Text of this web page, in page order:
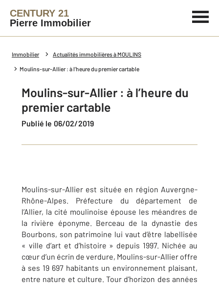
CENTURY 21
Pierre Immobilier
Immobilier Actualités immobilières à MOULINS
Moulins-sur-Allier : à l’heure du premier cartable
Moulins-sur-Allier : à l’heure du
premier cartable
Publié le 06/02/2019
Moulins-sur-Allier est située en région Auvergne-
Rhône-Alpes. Préfecture du département de
l’Allier, la cité moulinoise épouse les méandres de
la rivière éponyme. Berceau de la dynastie des
Bourbons, son patrimoine lui vaut d’être labellisée
« ville d’art et d’histoire » depuis 1997. Nichée au
cœur d’un écrin de verdure, Moulins-sur-Allier offre
à ses 19 697 habitants un environnement plaisant,
entre nature et culture. Tour d’horizon des années